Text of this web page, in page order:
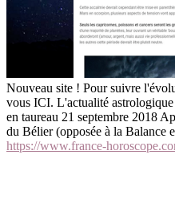
Nouveau site ! Pour suivre
vous ICI. L'actualité
en taureau 21 septembre 2018
du Bélier (opposée à la Balance
https://www.france-